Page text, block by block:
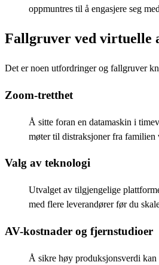
oppmuntres til å engasjere seg
Fallgruver ved virtuelle
Det er noen utfordringer og fallgruver
Zoom-tretthet
Å sitte foran en datamaskin i
møter til distraksjoner fra familien
Valg av teknologi
Utvalget av tilgjengelige
med flere leverandører før du
AV-kostnader og fjernstudioer
Å sikre høy produksjonsverdi